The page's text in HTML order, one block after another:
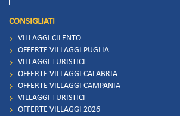
CONSIGLIATI
VILLAGGI CILENTO
OFFERTE VILLAGGI PUGLIA
VILLAGGI TURISTICI
OFFERTE VILLAGGI CALABRIA
OFFERTE VILLAGGI CAMPANIA
VILLAGGI TURISTICI
OFFERTE VILLAGGI 2026